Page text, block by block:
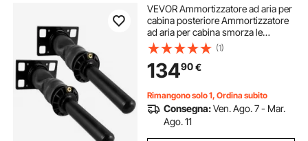
VEVOR Ammortizzatore ad aria per
cabina posteriore Ammortizzatore
ad aria per cabina smorza le
vibrazioni di guida (due pezzi (una
coppia))
(1)
13490€
Rimangono solo 1, Ordina subito
Consegna:Ven. Ago. 7 - Mar.
Ago. 11